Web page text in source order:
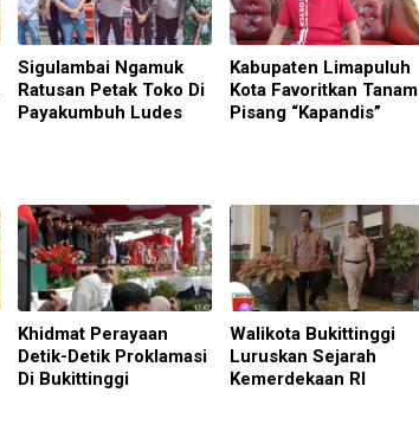
Sigulambai Ngamuk
Ratusan Petak Toko Di
Payakumbuh Ludes
Kabupaten Limapuluh
Kota Favoritkan Tanam
Pisang “Kapandis”
Khidmat Perayaan
Detik-Detik Proklamasi
Di Bukittinggi
Walikota Bukittinggi
Luruskan Sejarah
Kemerdekaan RI